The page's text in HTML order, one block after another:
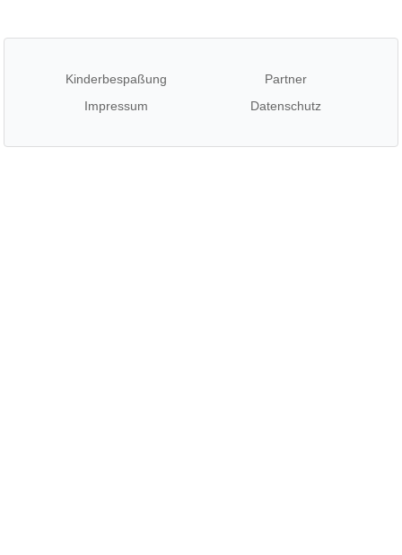
Kinderbespaßung
Partner
Impressum
Datenschutz